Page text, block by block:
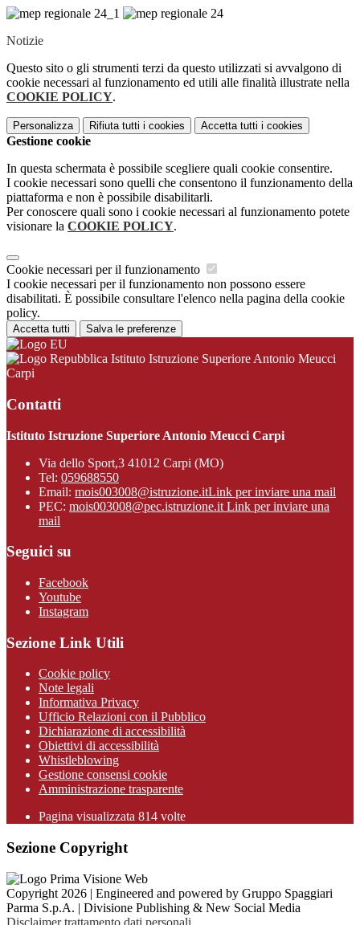
Notizie
Questo sito o gli strumenti terzi da questo utilizzati si avvalgono di
cookie necessari al funzionamento ed utili alle finalità illustrate nella
COOKIE POLICY.
Personalizza Rifiuta tutti i cookies Accetta tutti i cookies
Gestione cookie
In questa schermata è possibile scegliere quali cookie consentire.
I cookie necessari sono quelli che consentono il funzionamento della
piattaforma e non è possibile disabilitarli.
Per conoscere quali sono i cookie necessari al funzionamento potete
visionare la COOKIE POLICY.
Cookie necessari per il funzionamento
I cookie necessari per il funzionamento non possono essere
disabilitati. È possibile consultare l'elenco nella pagina della cookie
policy.
Accetta tutti Salva le preferenze
Istituto Istruzione Superiore Antonio Meucci
Carpi
Contatti
Istituto Istruzione Superiore Antonio Meucci Carpi
Via dello Sport,3 41012 Carpi (MO)
Tel: 059688550
Email: mois003008@istruzione.itLink per inviare una mail
PEC: mois003008@pec.istruzione.it Link per inviare una
mail
Seguici su
Facebook
Youtube
Instagram
Sezione Link Utili
Cookie policy
Note legali
Informativa Privacy
Ufficio Relazioni con il Pubblico
Dichiarazione di accessibilità
Obiettivi di accessibilità
Whistleblowing
Gestione consensi cookie
Amministrazione trasparente
Pagina visualizzata 814 volte
Sezione Copyright
Copyright 2026 | Engineered and powered by Gruppo Spaggiari
Parma S.p.A. | Divisione Publishing & New Social Media
Disclaimer trattamento dati personali